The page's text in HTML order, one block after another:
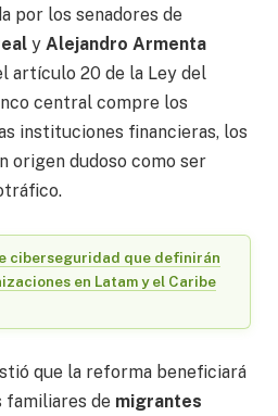
por los senadores de
y Alejandro Armenta
artículo 20 de la Ley del
central compre los
instituciones financieras, los
origen dudoso como ser
ciberseguridad que definirán
en Latam y el Caribe
que la reforma beneficiará
familiares de migrantes